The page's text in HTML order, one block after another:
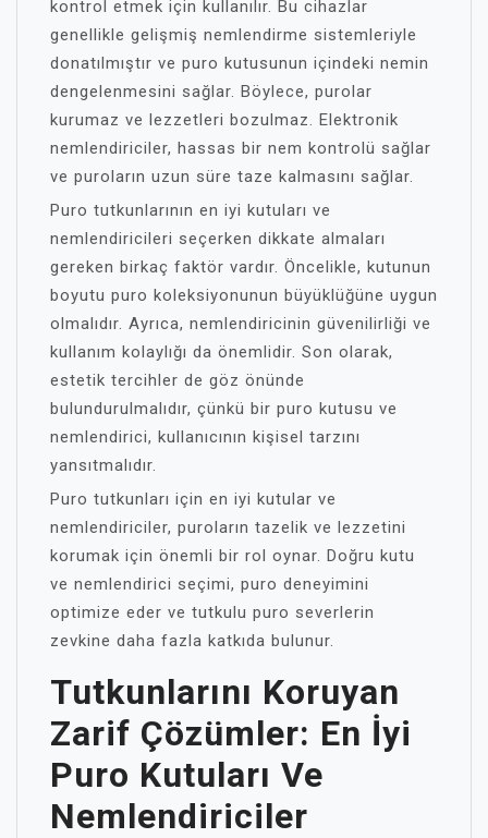
kontrol etmek için kullanılır. Bu cihazlar
genellikle gelişmiş nemlendirme sistemleriyle
donatılmıştır ve puro kutusunun içindeki nemin
dengelenmesini sağlar. Böylece, purolar
kurumaz ve lezzetleri bozulmaz. Elektronik
nemlendiriciler, hassas bir nem kontrolü sağlar
ve puroların uzun süre taze kalmasını sağlar.
Puro tutkunlarının en iyi kutuları ve
nemlendiricileri seçerken dikkate almaları
gereken birkaç faktör vardır. Öncelikle, kutunun
boyutu puro koleksiyonunun büyüklüğüne uygun
olmalıdır. Ayrıca, nemlendiricinin güvenilirliği ve
kullanım kolaylığı da önemlidir. Son olarak,
estetik tercihler de göz önünde
bulundurulmalıdır, çünkü bir puro kutusu ve
nemlendirici, kullanıcının kişisel tarzını
yansıtmalıdır.
Puro tutkunları için en iyi kutular ve
nemlendiriciler, puroların tazelik ve lezzetini
korumak için önemli bir rol oynar. Doğru kutu
ve nemlendirici seçimi, puro deneyimini
optimize eder ve tutkulu puro severlerin
zevkine daha fazla katkıda bulunur.
Tutkunlarını Koruyan
Zarif Çözümler: En İyi
Puro Kutuları Ve
Nemlendiriciler